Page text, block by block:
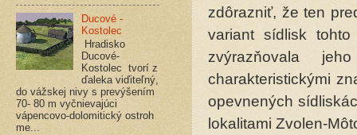
zdôrazniť, že ten
variant sídlisk
zvýrazňovala
charakteristickými
opevnených
lokalitami Zvolen-
Ducové -
Kostolec
Hradisko
Ducové-
Kostolec tvorí z
ďaleka viďiteľný,
do vážskej nivy s prevýšením
70- 80 m vyčnievajúci
vápencovo-dolomitický ostroh
me...